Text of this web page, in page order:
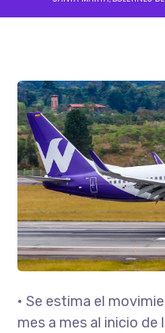
• Se estima el
mes a mes al inicio de